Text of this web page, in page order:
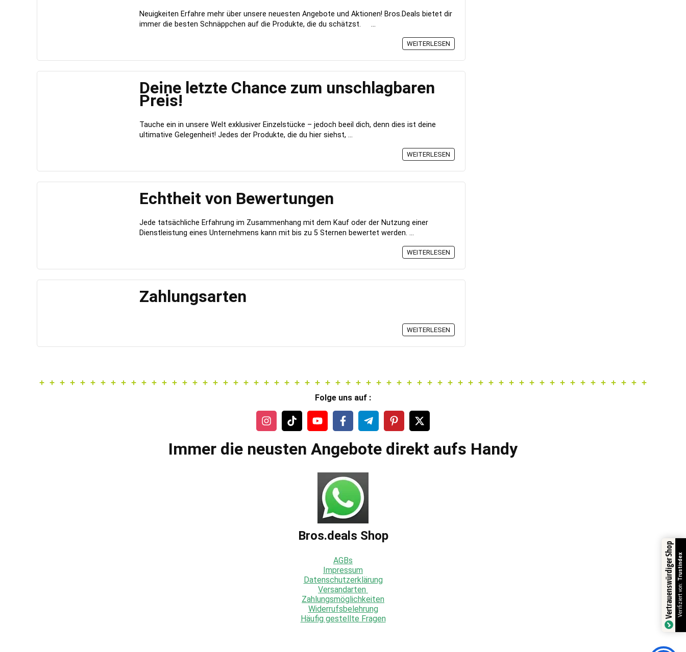
Neuigkeiten Erfahre mehr über unsere neuesten Angebote und Aktionen! Bros.Deals bietet dir
immer die besten Schnäppchen auf die Produkte, die du schätzst. ...
WEITERLESEN
Deine letzte Chance zum unschlagbaren
Preis!
Tauche ein in unsere Welt exklusiver Einzelstücke – jedoch beeil dich, denn dies ist deine
ultimative Gelegenheit! Jedes der Produkte, die du hier siehst, ...
WEITERLESEN
Echtheit von Bewertungen
Jede tatsächliche Erfahrung im Zusammenhang mit dem Kauf oder der Nutzung einer
Dienstleistung eines Unternehmens kann mit bis zu 5 Sternen bewertet werden. ...
WEITERLESEN
Zahlungsarten
WEITERLESEN
Folge uns auf :
Immer die neusten Angebote direkt aufs Handy
Bros.deals Shop
AGBs
Impressum
Datenschutzerklärung
Versandarten
Zahlungsmöglichkeiten
Widerrufsbelehrung
Häufig gestellte Fragen
Vertrauenswürdiger ShopVerifiziert von:
Trustindex